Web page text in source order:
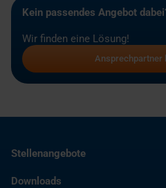
Kein passendes Angebot
Wir finden eine Lösung!
Ansprechpartner
Stellenangebote
Downloads